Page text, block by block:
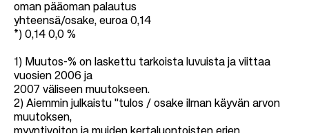
oman pääoman palautus
yhteensä/osake, euroa 0,14
*) 0,14 0,0 %
1) Muutos-% on laskettu tarkoista luvuista ja viittaa
vuosien 2006 ja
2007 väliseen muutokseen.
2) Aiemmin julkaistu "tulos / osake ilman käyvän arvon
muutoksen,